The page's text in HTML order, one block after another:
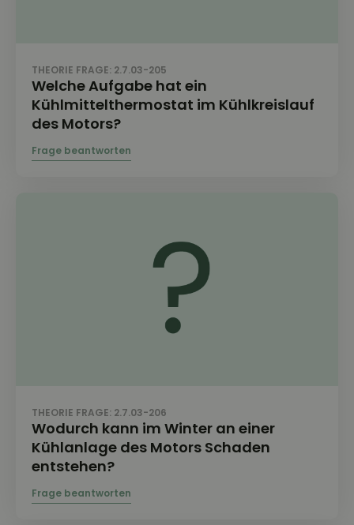
THEORIE FRAGE: 2.7.03-205
Welche Aufgabe hat ein
Kühlmittelthermostat im Kühlkreislauf
des Motors?
THEORIE FRAGE: 2.7.03-206
Wodurch kann im Winter an einer
Kühlanlage des Motors Schaden
entstehen?